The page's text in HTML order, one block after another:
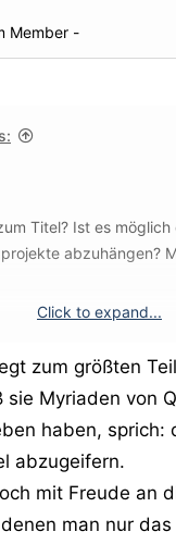
Member -
Titel? Ist es
abzuhängen?
[x]
Click to expand...
zum größten
sie Myriaden von
haben, sprich:
abzugeifern.
mit Freude an
man nur